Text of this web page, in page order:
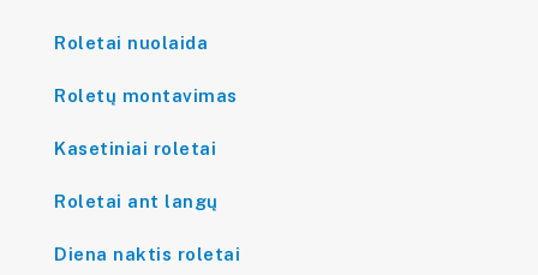
Roletai nuolaida
Roletų montavimas
Kasetiniai roletai
Roletai ant langų
Diena naktis roletai